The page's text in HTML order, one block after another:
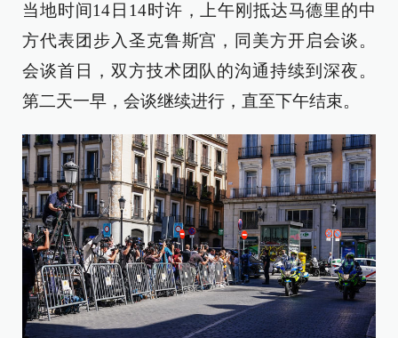
当地时间14日14时许，上午刚抵达马德里的中
方代表团步入圣克鲁斯宫，同美方开启会谈。
会谈首日，双方技术团队的沟通持续到深夜。
第二天一早，会谈继续进行，直至下午结束。